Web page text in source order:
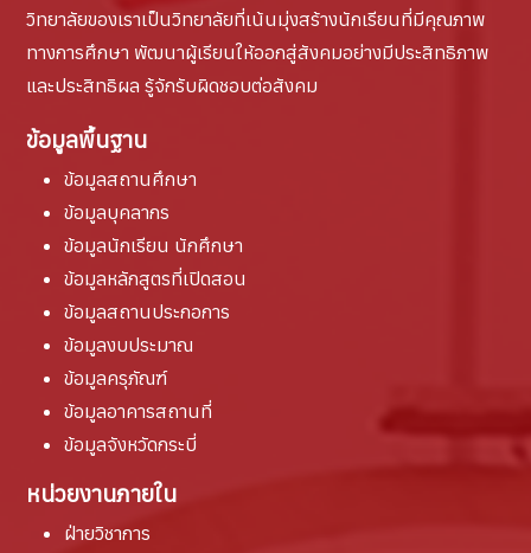
วิทยาลัยของเราเป็นวิทยาลัยที่เน้นมุ่งสร้างนักเรียนที่มีคุณภาพ
ทางการศึกษา พัฒนาผู้เรียนให้ออกสู่สังคมอย่างมีประสิทธิภาพ
และประสิทธิผล รู้จักรับผิดชอบต่อสังคม
ข้อมูลพื้นฐาน
ข้อมูลสถานศึกษา
ข้อมูลบุคลากร
ข้อมูลนักเรียน นักศึกษา
ข้อมูลหลักสูตรที่เปิดสอน
ข้อมูลสถานประกอการ
ข้อมูลงบประมาณ
ข้อมูลครุภัณฑ์
ข้อมูลอาคารสถานที่
ข้อมูลจังหวัดกระบี่
หน่วยงานภายใน
ฝ่ายวิชาการ